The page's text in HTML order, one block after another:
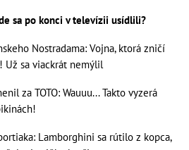
sa po konci v televízii usídlili?
Nostradama: Vojna, ktorá zničí
Už sa viackrát nemýlil
za TOTO: Wauuu... Takto vyzerá
Lamborghini sa rútilo z kopca,